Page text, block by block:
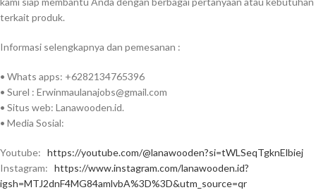
terkait produk.
Informasi selengkapnya dan pemesanan :
• Whats apps: +6282134765396
• Surel : Erwinmaulanajobs@gmail.com
• Situs web: Lanawooden.id.
• Media Sosial:
Youtube: https://youtube.com/@lanawooden?si=tWLSeqTgknElbiej
Instagram: https://www.instagram.com/lanawooden.id?
igsh=MTJ2dnF4MG84amlvbA%3D%3D&utm_source=qr